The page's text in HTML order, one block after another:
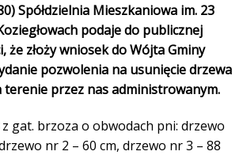
Spółdzielnia Mieszkaniowa im. 23
podaje do publicznej
że złoży wniosek do Wójta Gminy
pozwolenia na usunięcie drzewa
terenie przez nas administrowanym.
gat. brzoza o obwodach pni: drzewo
nr 2 – 60 cm, drzewo nr 3 – 88